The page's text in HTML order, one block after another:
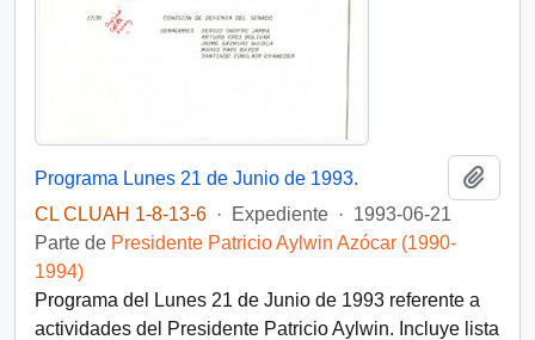
Programa Lunes 21 de Junio de 1993.
CL CLUAH 1-8-13-6 · Expediente · 1993-06-21
Parte de Presidente Patricio Aylwin Azócar (1990-
1994)
Programa del Lunes 21 de Junio de 1993 referente a
actividades del Presidente Patricio Aylwin. Incluye lista